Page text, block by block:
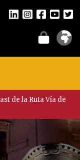
de la Ruta Vía de